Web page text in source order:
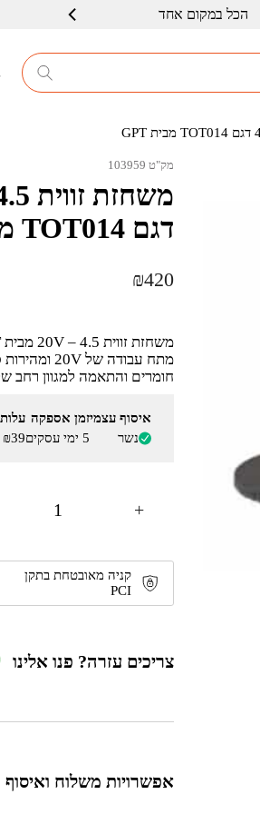
הכל במקום אחד
שרות ברמה גבוה
מק"ט 103959
דגם TOT014 מבית GPT
₪420
חומרים והתאמה למגוון רחב
איסוף עצמי
נשר
זמן אספקה
5 ימי עסקים
₪39 - ₪19
+
קניה מאובטחת בתקן
PCI
צריכים עזרה? פנו אלינו
אפשרויות משלוח ואיסוף